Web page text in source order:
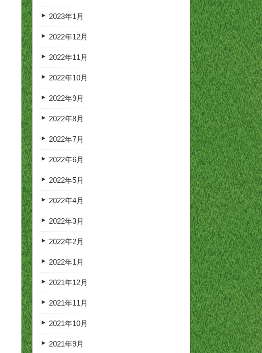
2023年1月
2022年12月
2022年11月
2022年10月
2022年9月
2022年8月
2022年7月
2022年6月
2022年5月
2022年4月
2022年3月
2022年2月
2022年1月
2021年12月
2021年11月
2021年10月
2021年9月